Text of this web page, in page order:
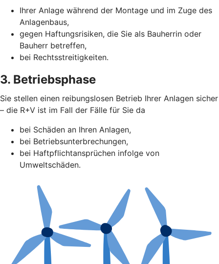
Ihrer Anlage während der Montage und im Zuge des
Anlagenbaus,
gegen Haftungsrisiken, die Sie als Bauherrin oder
Bauherr betreffen,
bei Rechtsstreitigkeiten.
3. Betriebsphase
Sie stellen einen reibungslosen Betrieb Ihrer Anlagen sicher
– die R+V ist im Fall der Fälle für Sie da
bei Schäden an Ihren Anlagen,
bei Betriebsunterbrechungen,
bei Haftpflichtansprüchen infolge von
Umweltschäden.